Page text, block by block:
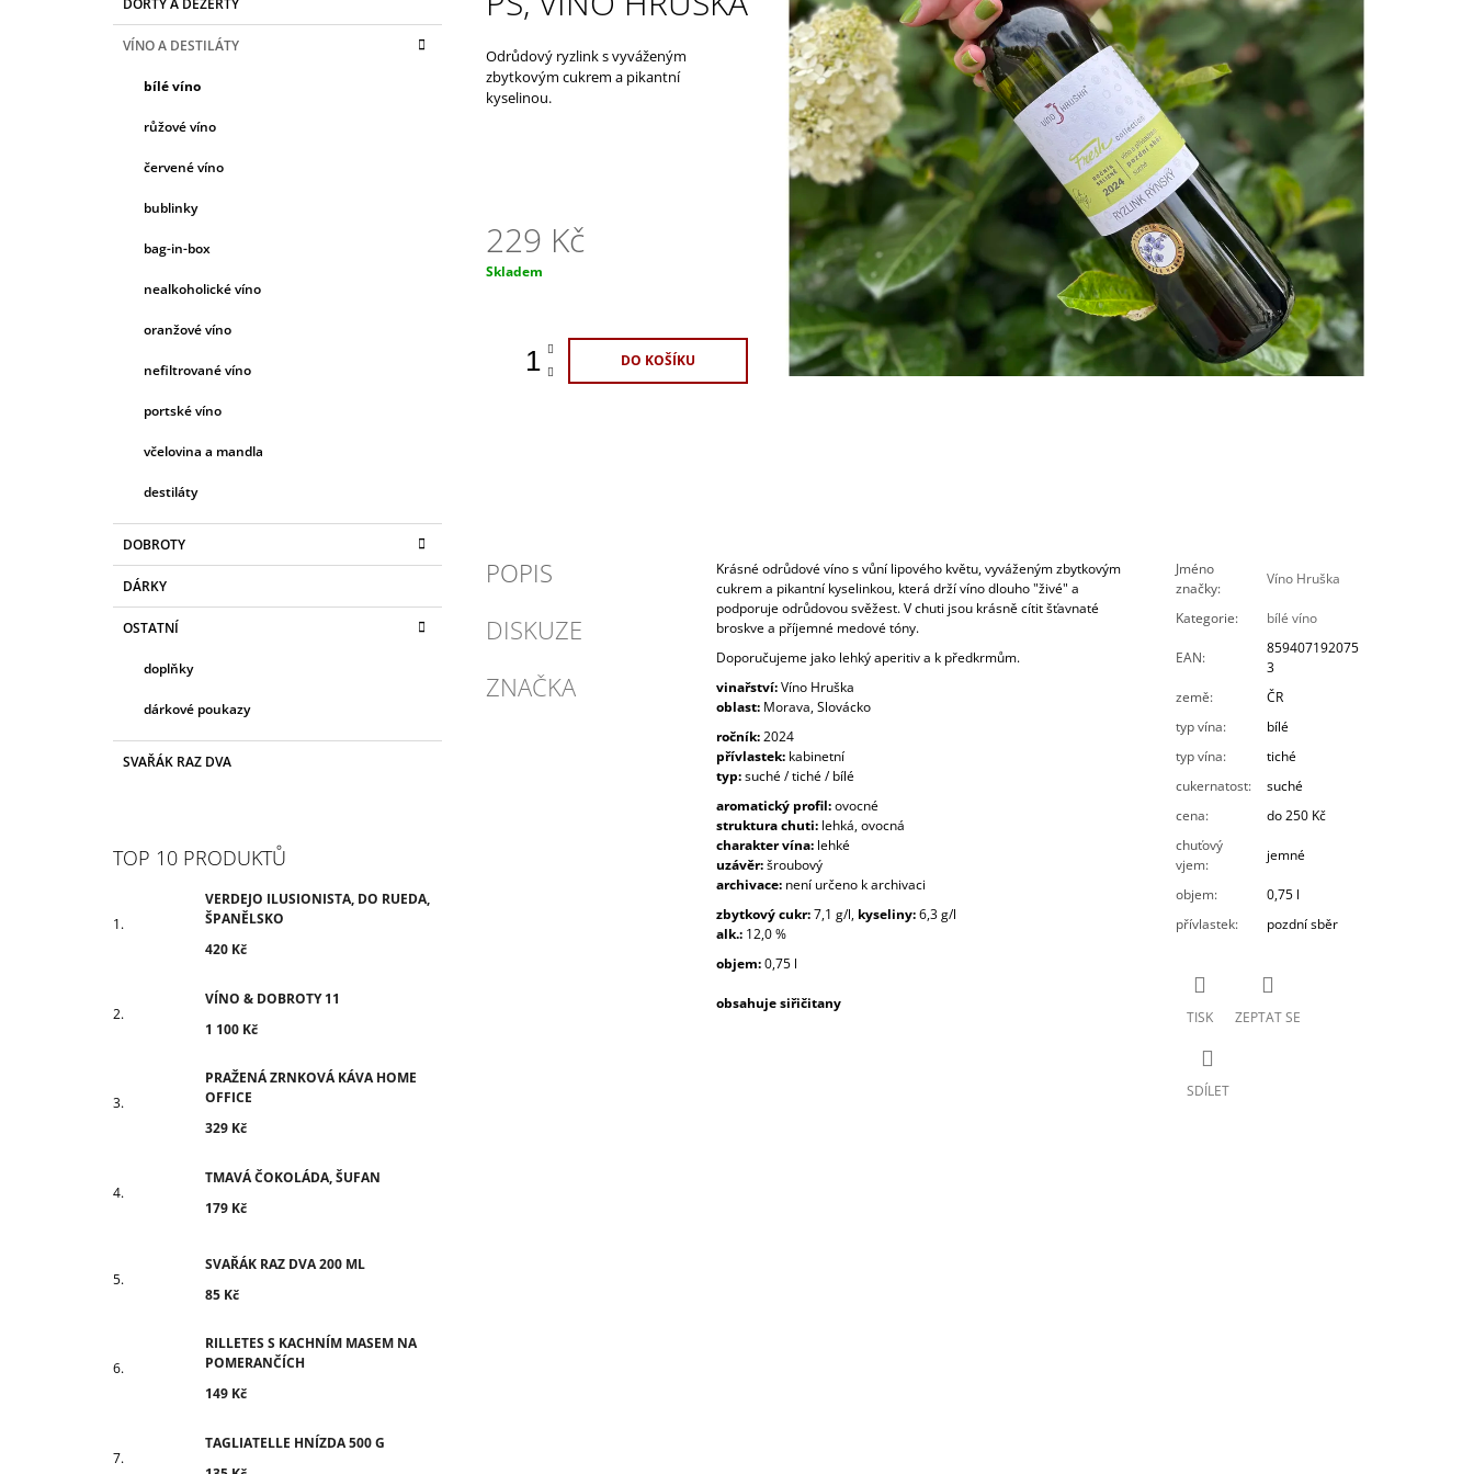
kategorie
T
DORTY A DEZERTY
VÍNO A DESTILÁTY
bílé víno
růžové víno
červené víno
bublinky
bag-in-box
nealkoholické víno
oranžové víno
nefiltrované víno
portské víno
včelovina a mandla
destiláty
DOBROTY
DÁRKY
OSTATNÍ
doplňky
dárkové poukazy
SVAŘÁK RAZ DVA
TOP 10 PRODUKTŮ
VERDEJO ILUSIONISTA, DO RUEDA,
ŠPANĚLSKO
420 Kč
VÍNO & DOBROTY 11
1 100 Kč
PRAŽENÁ ZRNKOVÁ KÁVA HOME
OFFICE
329 Kč
TMAVÁ ČOKOLÁDA, ŠUFAN
179 Kč
SVAŘÁK RAZ DVA 200 ML
85 Kč
RILLETES S KACHNÍM MASEM NA
POMERANČÍCH
149 Kč
TAGLIATELLE HNÍZDA 500 G
Odrůdový ryzlink s vyváženým
zbytkovým cukrem a pikantní
kyselinou.
229 Kč
Měrná
Skladem
DO KOŠÍKU
POPIS
DISKUZE
ZNAČKA
Krásné odrůdové víno s vůní lipového květu, vyváženým zbytkovým
cukrem a pikantní kyselinkou, která drží víno dlouho "živé" a
podporuje odrůdovou svěžest. V chuti jsou krásně cítit šťavnaté
broskve a příjemné medové tóny.
Doporučujeme jako lehký aperitiv a k předkrmům.
vinařství:Víno Hruška
oblast: Morava, Slovácko
ročník:2024
přívlastek:kabinetní
typ:suché / tiché / bílé
aromatický profil:ovocné
struktura chuti: lehká,ovocná
charakter vína: lehké
uzávěr:šroubový
archivace: není určeno k archivaci
zbytkový cukr:7,1 g/l, kyseliny:6,3 g/l
alk.:12,0 %
objem:0,75 l
obsahuje siřičitany
Jméno
značky:
Víno Hruška
Kategorie: bílé víno
EAN:
859407192075
3
země:
ČR
typ vína:
bílé
typ vína:
tiché
cukernatost:
suché
cena:
do 250 Kč
chuťový
vjem:
jemné
objem:
0,75 l
přívlastek: pozdní sběr
TISK ZEPTAT SE
SDÍLET
420 Kč
1 100 Kč
329 Kč